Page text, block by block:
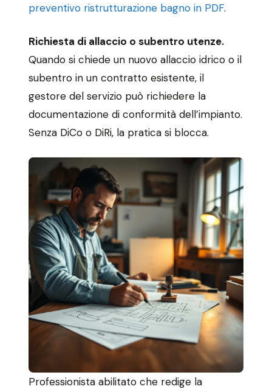
preventivo ristrutturazione bagno in PDF.
Richiesta di allaccio o subentro utenze.
Quando si chiede un nuovo allaccio idrico o il
subentro in un contratto esistente, il
gestore del servizio può richiedere la
documentazione di conformità dell’impianto.
Senza DiCo o DiRi, la pratica si blocca.
Professionista abilitato che redige la